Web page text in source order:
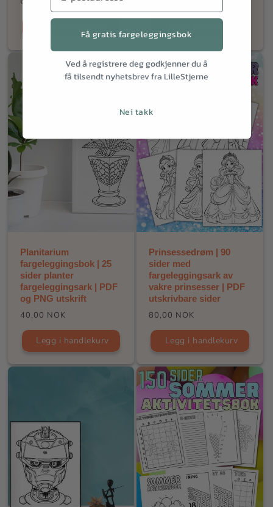
Planitarium
fargeleggingsbok | 25
sider planter
fargeleggingsark | PDF
og PNG utskrift
Vanlig
pris
40,00 NOK
Legg i handlekurv
Prinsessedrøm | 90
sider med
fargeleggingsark av
vakre prinsesser | PDF
utskrivbare sider
Vanlig
pris
80,00 NOK
Legg i handlekurv
Få gratis fargeleggingsbok
Ved å registrere deg godkjenner du å
få tilsendt nyhetsbrev fra LilleStjerne
Nei takk